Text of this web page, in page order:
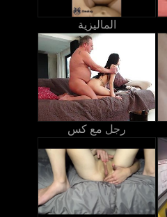
الماليزية
رجل مع كس